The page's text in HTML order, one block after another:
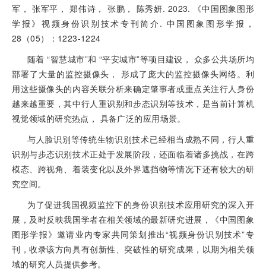
军， 张军平， 郑伟诗， 张鹏， 陈秀妍. 2023. 《中国图象图形
学报》视频身份识别技术专刊简介. 中国图象图形学报，
28（05）：1223-1224
随着 “智慧城市”和 “平安城市”等项目建设， 众多公共场所均
部署了大量的监控摄像头， 形成了庞大的监控摄像头网络。利
用这些摄像头的内容关联分析来确定肇事者或重点关注行人身份
越来越重要，其中行人重识别和步态识别等技术，是当前计算机
视觉领域的研究热点， 具备广泛的应用场景。
与人脸识别等传统生物识别技术已经相当成熟不同，行人重
识别与步态识别技术正处于发展阶段，还面临着诸多挑战，在跨
模态、跨视角、着装变化以及外界遮挡物等情况下还有较大的研
究空间。
为了促进我国视频监控下的身份识别技术应用研究的深入开
展，及时反映我国学者在相关领域的最新研究进展，《中国图象
图形学报》邀请业内专家共同策划推出“视频身份识别技术”专
刊，收录该方向具有创新性、突破性的研究成果，以期为相关领
域的研究人员提供参考。